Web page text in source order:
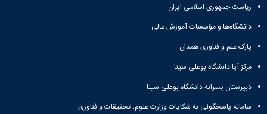
ریاست جمهوری اسلامی ایران
دانشگاه‌ها و مؤسسات آموزش عالی
پارک علم و فناوری همدان
مرکز آپا دانشگاه بوعلی سینا
دبیرستان پسرانه دانشگاه بوعلی سینا
سامانه پاسخگوئی به شکایات وزارت علوم، تحقیقات و فناوری